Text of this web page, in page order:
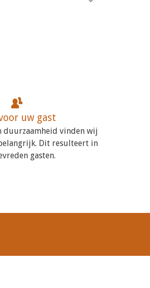
uw gast
duurzaamheid vinden wij
Dit resulteert in
gasten.